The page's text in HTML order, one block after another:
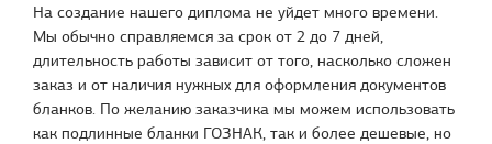
На создание нашего диплома не уйдет много времени.
Мы обычно справляемся за срок от 2 до 7 дней,
длительность работы зависит от того, насколько сложен
заказ и от наличия нужных для оформления документов
бланков. По желанию заказчика мы можем использовать
как подлинные бланки ГОЗНАК, так и более дешевые, но